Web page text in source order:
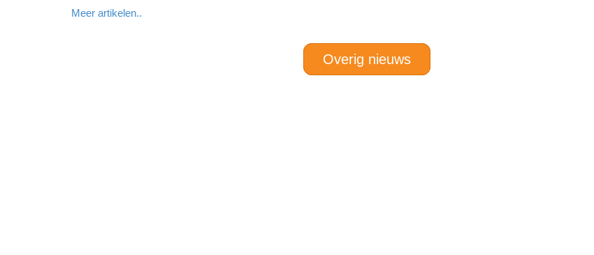
Meer artikelen..
Overig nieuws